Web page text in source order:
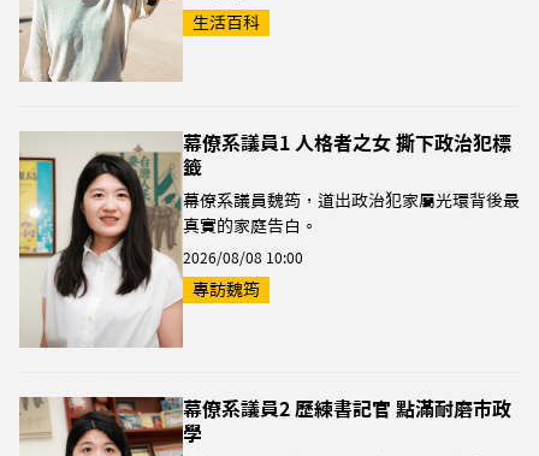
生活百科
幕僚系議員1 人格者之女 撕下政治犯標
籤
幕僚系議員魏筠，道出政治犯家屬光環背後最
真實的家庭告白。
2026/08/08 10:00
專訪魏筠
幕僚系議員2 歷練書記官 點滿耐磨市政
學